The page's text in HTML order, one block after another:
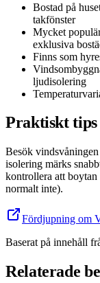
Bostad på
takfönster
Mycket
exklusiva
Finns som
ljudisolering
Praktiskt tips
Besök
isolering märks
kontrollera att boytan
normalt inte).
Fördjupning om
Baserat på innehåll
Relaterade